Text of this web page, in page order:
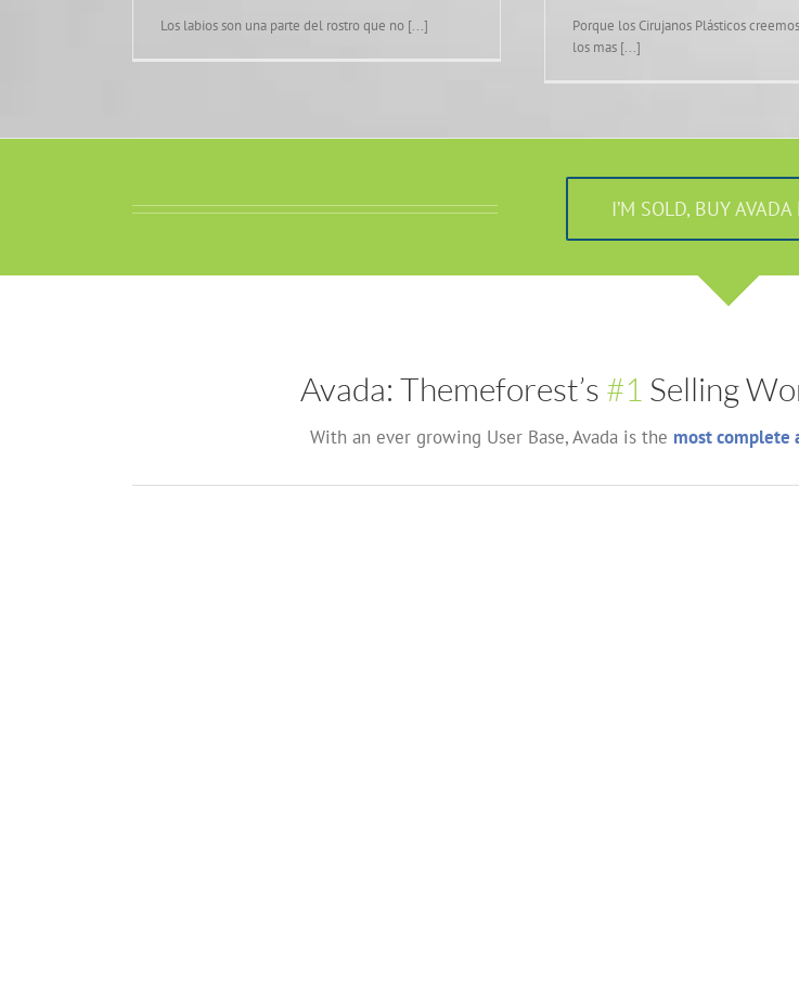
Los labios son una parte del rostro que no [...]
Porque los Cirujanos Plásticos
los mas [...]
I’M SOLD, BUY
Avada: Themeforest’s #1 Selling
With an ever growing User Base, Avada is the most complete